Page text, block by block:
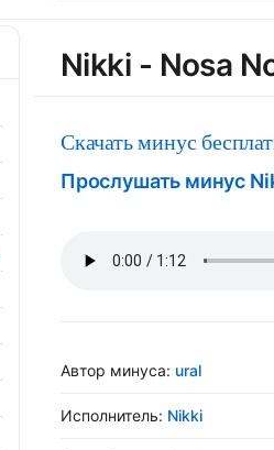
Nikki - Nosa
Скачать минус
Прослушать минус
Автор минуса: ural
Исполнитель: Nikki